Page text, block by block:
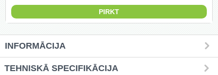
INFORMĀCIJA
TEHNISKĀ SPECIFIKĀCIJA
Griešanas diski un zāģa asmeņi
(50)